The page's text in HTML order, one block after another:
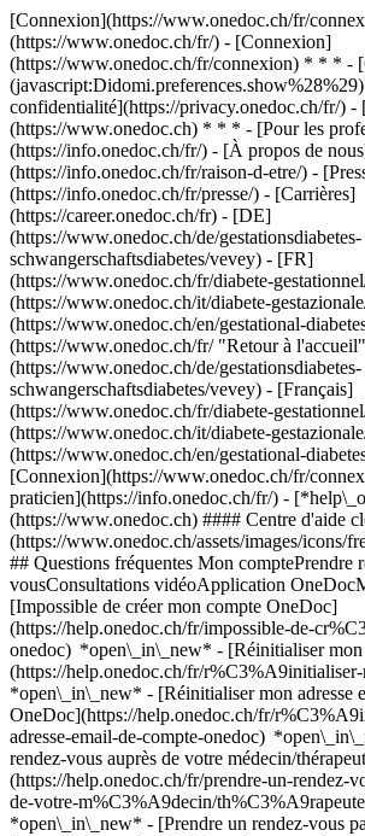
[Connexion](https://www.onedoc.ch/fr/
(https://www.onedoc.ch/fr/) - [Connexion]
(https://www.onedoc.ch/fr/connexion) * * * -
confidentialité](https://privacy.onedoc.ch/fr/) -
(https://www.onedoc.ch) * * * - [Pour les
(https://info.onedoc.ch/fr/) - [À propos de
(https://info.onedoc.ch/fr/raison-d-etre/) -
(https://info.onedoc.ch/fr/presse/) - [Carrières]
(https://career.onedoc.ch/fr) - [DE]
(https://www.onedoc.ch/de/gestationsdiabetes-
schwangerschaftsdiabetes/vevey) - [FR]
(https://www.onedoc.ch/fr/diabete-
(https://www.onedoc.ch/it/diabete-
(https://www.onedoc.ch/en/gestational-
(https://www.onedoc.ch/fr/ "Retour à
(https://www.onedoc.ch/de/gestationsdiabetes-
schwangerschaftsdiabetes/vevey) - [Français]
(https://www.onedoc.ch/fr/diabete-
(https://www.onedoc.ch/it/diabete-
(https://www.onedoc.ch/en/gestational-
[Connexion](https://www.onedoc.ch/fr/
praticien](https://info.onedoc.ch/fr/) -
(https://www.onedoc.ch) #### Centre d'aide
(https://www.onedoc.ch/assets/images/icons/
## Questions fréquentes Mon comptePrendre
vousConsultations vidéoApplication
[Impossible de créer mon compte OneDoc]
(https://help.onedoc.ch/fr/impossible-de-
onedoc) *open\_in\_new* - [Réinitialiser mon
(https://help.onedoc.ch/fr/r%C3%A9initialiser-
*open\_in\_new* - [Réinitialiser mon adresse
OneDoc](https://help.onedoc.ch/fr/
adresse-email-de-compte-onedoc)
rendez-vous auprès de votre médecin/
(https://help.onedoc.ch/fr/prendre-un-rendez-
de-votre-m%C3%A9decin/
*open\_in\_new* - [Prendre un rendez-vous